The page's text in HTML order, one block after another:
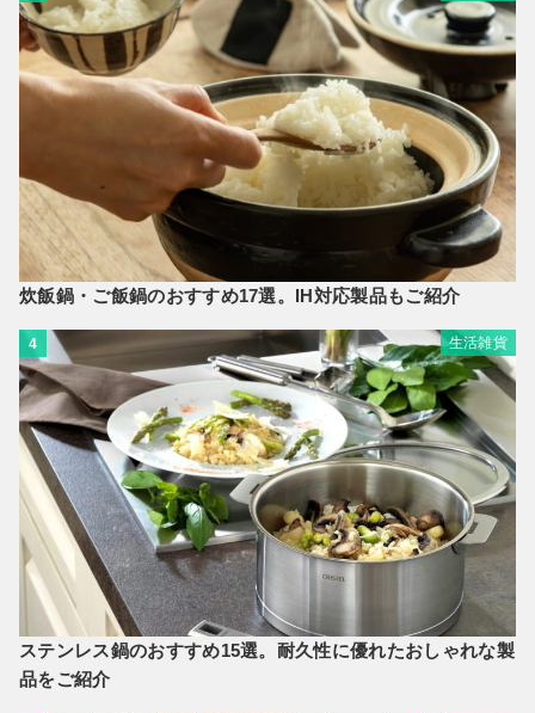
炊飯鍋・ご飯鍋のおすすめ17選。IH対応製品もご紹介
4 生活雑貨
ステンレス鍋のおすすめ15選。耐久性に優れたおしゃれな製
品をご紹介